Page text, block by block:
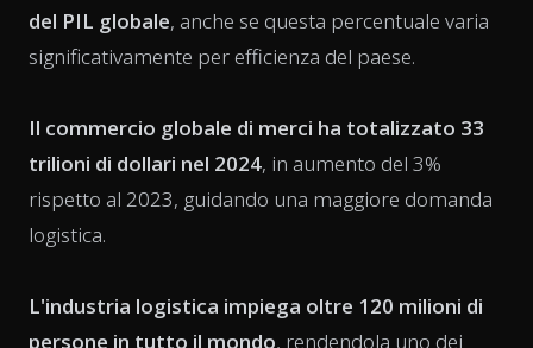
del PIL globale, anche se questa percentuale varia
significativamente per efficienza del paese.
Il commercio globale di merci ha totalizzato 33
trilioni di dollari nel 2024, in aumento del 3%
rispetto al 2023, guidando una maggiore domanda
logistica.
L'industria logistica impiega oltre 120 milioni di
persone in tutto il mondo, rendendola uno dei